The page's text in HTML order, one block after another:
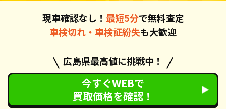
現車確認なし！ 最短5分で無料査定
車検切れ・車検証紛失も大歓迎
広島県最高値に挑戦中！
今すぐWEBで
買取価格を確認！